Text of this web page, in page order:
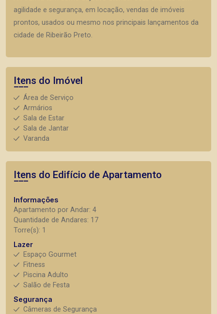
agilidade e segurança, em locação, vendas de imóveis
prontos, usados ou mesmo nos principais lançamentos da
cidade de Ribeirão Preto.
Itens do Imóvel
Área de Serviço
Armários
Sala de Estar
Sala de Jantar
Varanda
Itens do Edifício de Apartamento
Informações
Apartamento por Andar: 4
Quantidade de Andares: 17
Torre(s): 1
Lazer
Espaço Gourmet
Fitness
Piscina Adulto
Salão de Festa
Segurança
Câmeras de Segurança